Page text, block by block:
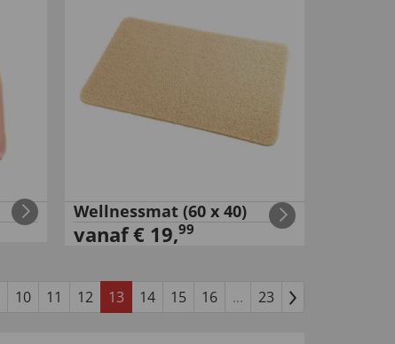
Wellnessmat (60 x 40)
vanaf€ 19,99
10 11 12 13 14 15 16 ... 23